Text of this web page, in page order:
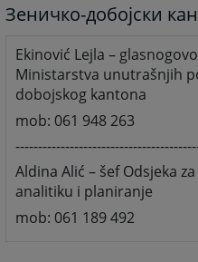
Зеничко-добојски
Ekinović Lejla –
Ministarstva unutrašnjih
dobojskog kantona
mob: 061 948 263
Aldina Alić – šef Odsjeka
analitiku i planiranje
mob: 061 189 492